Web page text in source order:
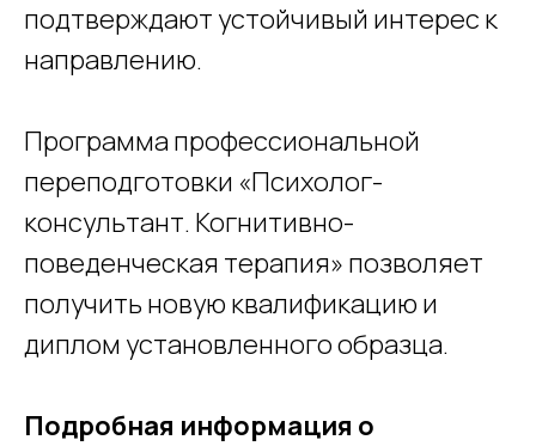
подтверждают устойчивый интерес к
направлению.
Программа профессиональной
переподготовки «Психолог-
консультант. Когнитивно-
поведенческая терапия» позволяет
получить новую квалификацию и
диплом установленного образца.
Подробная информация о